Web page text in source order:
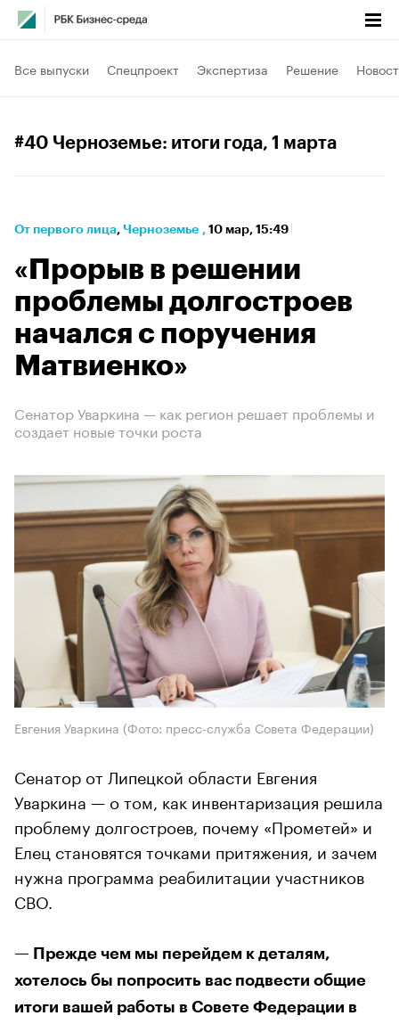
Все выпуски Спецпроект Экспертиза Решение
#40 Черноземье: итоги года, 1 марта
От первого лица⁠, Черноземье , 10 мар, 15:49
«Прорыв в решении
проблемы долгостроев
начался с поручения
Матвиенко»
Сенатор Уваркина — как регион решает проблемы и
создает новые точки роста
Евгения Уваркина (Фото: пресс-служба Совета Федерации)
Сенатор от Липецкой области Евгения
Уваркина — о том, как инвентаризация решила
проблему долгостроев, почему «Прометей» и
Елец становятся точками притяжения, и зачем
нужна программа реабилитации участников
СВО.
— Прежде чем мы перейдем к деталям,
хотелось бы попросить вас подвести общие
итоги вашей работы в Совете Федерации в